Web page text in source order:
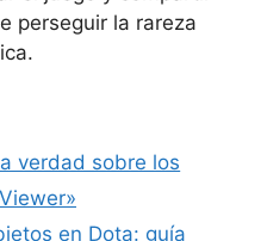
perseguir la rareza
verdad sobre los
en Dota: guía